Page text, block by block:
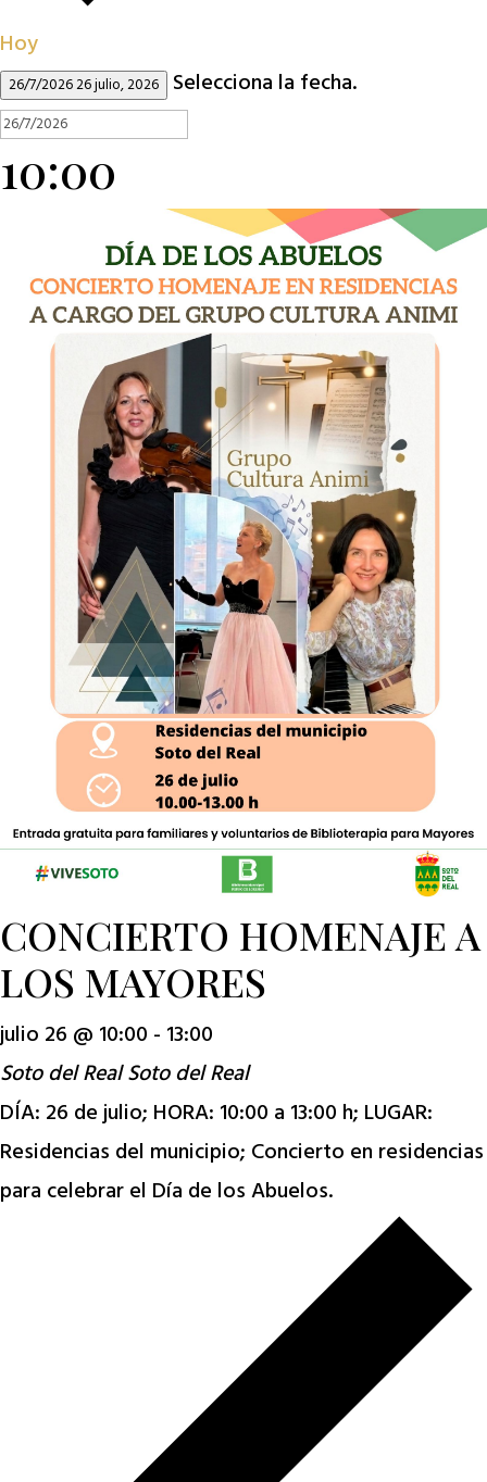
Hoy
26/7/202626 julio, 2026 Selecciona la fecha.
10:00
CONCIERTO HOMENAJE A
LOS MAYORES
julio 26 @ 10:00 - 13:00
Soto del RealSoto del Real
DÍA: 26 de julio; HORA: 10:00 a 13:00 h; LUGAR:
Residencias del municipio; Concierto en residencias
para celebrar el Día de los Abuelos.